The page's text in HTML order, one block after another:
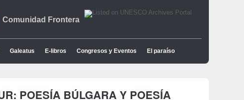
Comunidad Frontera
Galeatus E-libros Congresos y Eventos El paraíso
POESÍA BÚLGARA Y POESÍA